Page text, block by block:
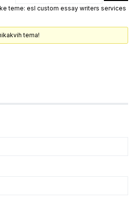
teme: esl custom essay writers services
tema!